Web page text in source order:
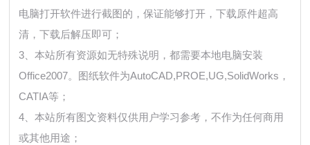
电脑打开软件进行截图的，保证能够打开，下载原件超高
清，下载后解压即可；
3、本站所有资源如无特殊说明，都需要本地电脑安装
Office2007。图纸软件为AutoCAD,PROE,UG,SolidWorks，
CATIA等；
4、本站所有图文资料仅供用户学习参考，不作为任何商用
或其他用途；